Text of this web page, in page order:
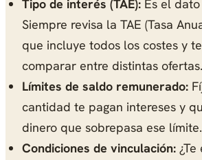
Tipo de interés (TAE): Es el
Siempre revisa la TAE (Tasa
que incluye todos los costes y
comparar entre distintas ofertas.
Límites de saldo remunerado:
cantidad te pagan intereses y
dinero que sobrepasa ese límite.
Condiciones de vinculación: